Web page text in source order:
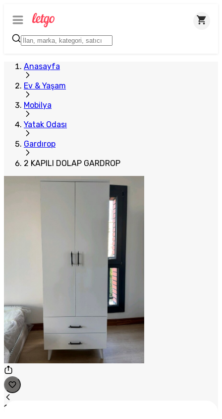
Anasayfa
Ev & Yaşam
Mobilya
Yatak Odası
Gardırop
2 KAPILI DOLAP GARDROP
1
Plus Satıcı